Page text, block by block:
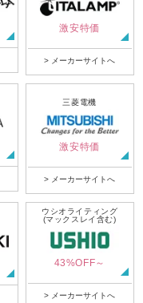
激安特価
> メーカーサイトへ
三菱電機
激安特価
> メーカーサイトへ
ウシオライティング
(マックスレイ含む)
43%OFF～
> メーカーサイトへ